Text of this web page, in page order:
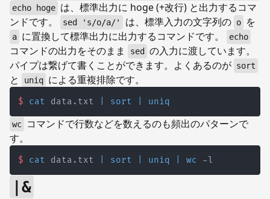
echo hoge は、標準出力に hoge (+改行) と出力するコマ
ンドです。
sed 's/o/a/' は、標準入力の文字列の o を
a に置換して標準出力に出力するコマンドです。 echo
コマンドの出力をそのまま sed
の入力に渡しています。
パイプは繋げて書くことができます。よくあるのが sort
と uniq による重複排除です。
$ cat data.txt sort uniq
wc
コマンドで行数などを数えるのも頻出のパターンで
す。
$ cat data.txt sort uniq wc -l
|&